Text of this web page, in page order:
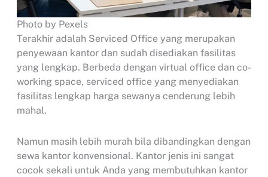
Photo by Pexels
Terakhir adalah Serviced Office yang merupakan
penyewaan kantor dan sudah disediakan fasilitas
yang lengkap. Berbeda dengan virtual office dan co-
working space, serviced office yang menyediakan
fasilitas lengkap harga sewanya cenderung lebih
mahal.
Namun masih lebih murah bila dibandingkan dengan
sewa kantor konvensional. Kantor jenis ini sangat
cocok sekali untuk Anda yang membutuhkan kantor